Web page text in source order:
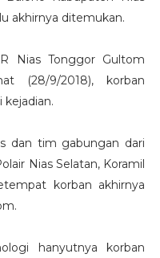
akhirnya ditemukan.
Nias Tonggor Gultom
(28/9/2018), korban
kejadian.
dan tim gabungan dari
Nias Selatan, Koramil
korban akhirnya
hanyutnya korban